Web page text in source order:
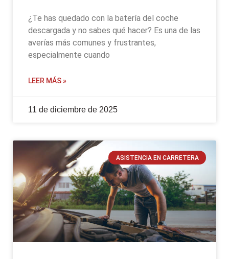
¿Te has quedado con la batería del coche
descargada y no sabes qué hacer? Es una de las
averías más comunes y frustrantes,
especialmente cuando
LEER MÁS »
11 de diciembre de 2025
ASISTENCIA EN CARRETERA